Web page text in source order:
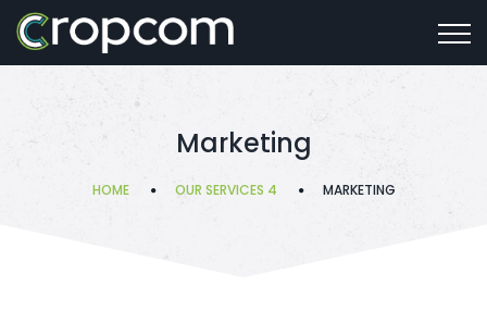
Marketing
HOME OUR SERVICES 4 MARKETING